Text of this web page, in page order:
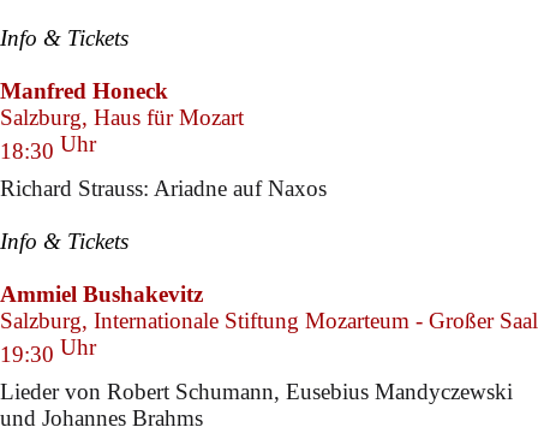
Info & Tickets
Manfred Honeck
Salzburg, Haus für Mozart
18:30 Uhr
Richard Strauss: Ariadne auf Naxos
Info & Tickets
Ammiel Bushakevitz
Salzburg, Internationale Stiftung Mozarteum - Großer Saal
19:30 Uhr
Lieder von Robert Schumann, Eusebius Mandyczewski
und Johannes Brahms